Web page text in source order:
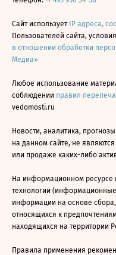
Сайт использует IP адреса,
Пользователей сайта,
в отношении обработки
Медиа»
Любое использование
соблюдении правил
vedomosti.ru
Новости, аналитика,
на данном сайте, не
или продаже каких-либо
На информационном ресурсе
технологии
информации на основе
относящихся к
находящихся на территории
Правила применения